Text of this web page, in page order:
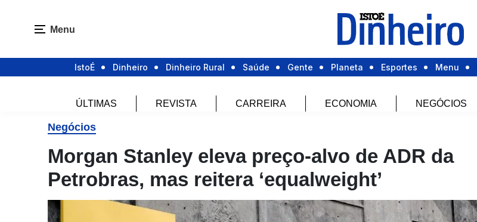
Menu
IstoÉ Dinheiro Dinheiro Rural Saúde Gente Planeta Esportes Menu
ÚLTIMAS REVISTA CARREIRA ECONOMIA NEGÓCIOS
Negócios
Morgan Stanley eleva preço-alvo de ADR da
Petrobras, mas reitera ‘equalweight’